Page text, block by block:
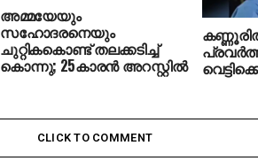
അമ്മയേയും
സഹോദരനെയും
ചുറ്റികകൊണ്ട് തലക്കടിച്ച്
കൊന്നു; 25കാരന്‍ അറസ്റ്റില്‍
CLICK TO COMMENT